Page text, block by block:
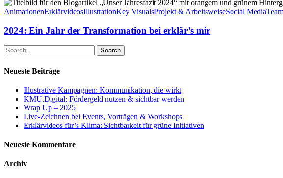
2024:
Ein
der
Transformation
bei
erklär’s
AnimationenErklärvideosIllustrationKey VisualsProjekt & ArbeitsweiseSocial MediaTeam
2024: Ein Jahr der Transformation bei erklär’s mir
Search
Neueste Beiträge
Illustrative Kampagnen: Kommunikation, die wirkt
KMU.Digital: Fördergeld nutzen & sichtbar werden
Wrap Up – 2025
Live-Zeichnen bei Events, Vorträgen & Workshops
Erklärvideos für’s Klima: Sichtbarkeit für grüne Initiativen
Neueste Kommentare
Archiv